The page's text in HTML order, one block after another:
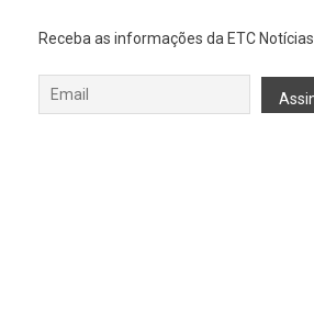
Receba as informações da ETC Notícias